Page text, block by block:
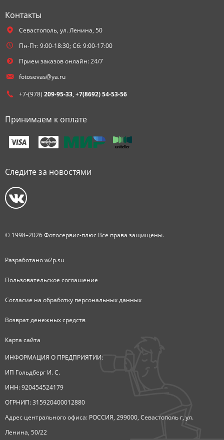
Контакты
Севастополь, ул. Ленина, 50
Пн-Пт: 9:00-18:30; Сб: 9:00-17:00
Прием заказов онлайн: 24/7
fotosevas@ya.ru
+7-(978) 209-95-33, +7(8692) 54-53-56
Принимаем к оплате
Следите за новостями
© 1998–2026 Фотосервис-плюс Все права защищены.
Разработаноw2p.su
Пользовательское соглашение
Согласие на обработку персональных данных
Возврат денежных средств
Карта сайта
ИНФОРМАЦИЯ О ПРЕДПРИЯТИИ:
ИП Гольдберг И. С.
ИНН: 920454524179
ОГРНИП: 315920400012880
Адрес центрального офиса: РОССИЯ, 299000, Севастополь г, ул.
Ленина, 50/22